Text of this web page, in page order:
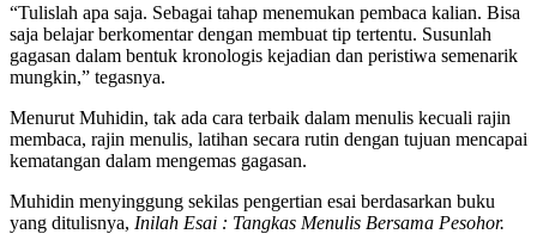
“Tulislah apa saja. Sebagai tahap menemukan pembaca kalian. Bisa
saja belajar berkomentar dengan membuat tip tertentu. Susunlah
gagasan dalam bentuk kronologis kejadian dan peristiwa semenarik
mungkin,” tegasnya.
Menurut Muhidin, tak ada cara terbaik dalam menulis kecuali rajin
membaca, rajin menulis, latihan secara rutin dengan tujuan mencapai
kematangan dalam mengemas gagasan.
Muhidin menyinggung sekilas pengertian esai berdasarkan buku
yang ditulisnya, Inilah Esai : Tangkas Menulis Bersama Pesohor.